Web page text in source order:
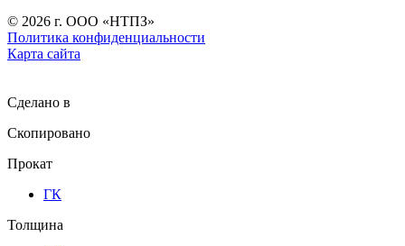
© 2026 г. ООО «НТПЗ»
Политика конфиденциальности
Карта сайта
Сделано в
Скопировано
Прокат
ГК
Толщина